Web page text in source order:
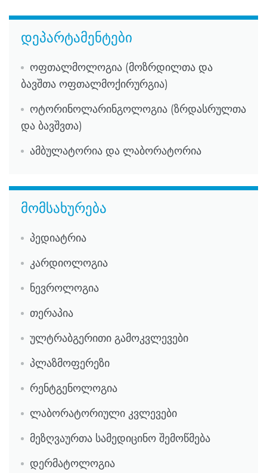
დეპარტამენტები
ოფთალმოლოგია (მოზრდილთა და
ბავშთა ოფთალმოქირურგია)
ოტორინოლარინგოლოგია (ზრდასრულთა
და ბავშვთა)
ამბულატორია და ლაბორატორია
მომსახურება
პედიატრია
კარდიოლოგია
ნევროლოგია
თერაპია
ულტრაბგერითი გამოკვლევები
პლაზმოფერეზი
რენტგენოლოგია
ლაბორატორიული კვლევები
მეზღვაურთა სამედიცინო შემოწმება
დერმატოლოგია